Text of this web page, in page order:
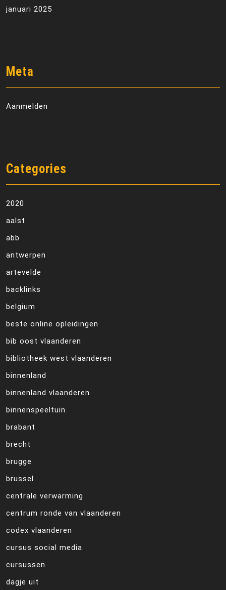
januari 2025
Meta
Aanmelden
Categories
2020
aalst
abb
antwerpen
artevelde
backlinks
belgium
beste online opleidingen
bib oost vlaanderen
bibliotheek west vlaanderen
binnenland
binnenland vlaanderen
binnenspeeltuin
brabant
brecht
brugge
brussel
centrale verwarming
centrum ronde van vlaanderen
codex vlaanderen
cursus social media
cursussen
dagje uit